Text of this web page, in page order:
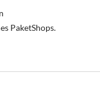
PaketShops.